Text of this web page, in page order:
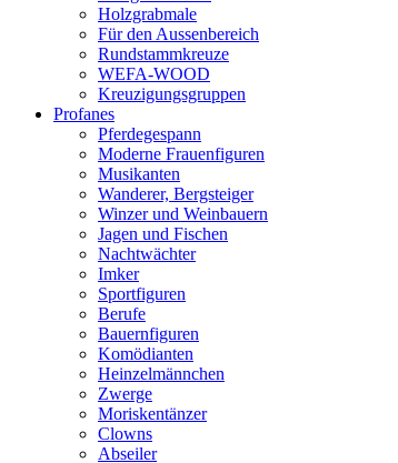
Holzgrabmale
Für den Aussenbereich
Rundstammkreuze
WEFA-WOOD
Kreuzigungsgruppen
Profanes
Pferdegespann
Moderne Frauenfiguren
Musikanten
Wanderer, Bergsteiger
Winzer und Weinbauern
Jagen und Fischen
Nachtwächter
Imker
Sportfiguren
Berufe
Bauernfiguren
Komödianten
Heinzelmännchen
Zwerge
Moriskentänzer
Clowns
Abseiler